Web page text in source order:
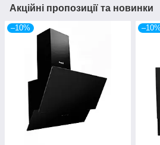
Акційні пропозиції та новинки
–10% –10%